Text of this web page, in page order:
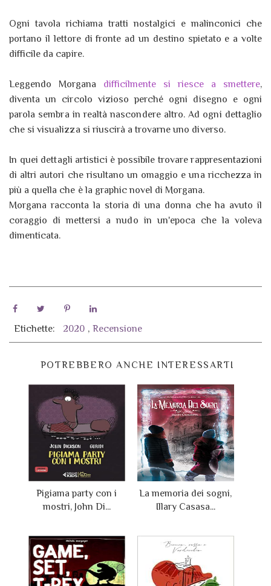
Ogni tavola richiama tratti nostalgici e malinconici che
portano il lettore di fronte ad un destino spietato e a volte
difficile da capire.
Leggendo Morgana difficilmente si riesce a smettere,
diventa un circolo vizioso perché ogni disegno e ogni
parola sembra in realtà nascondere altro. Ad ogni dettaglio
che si visualizza si riuscirà a trovarne uno diverso.
In quei dettagli artistici è possibile trovare rappresentazioni
di altri autori che risultano un omaggio e una ricchezza in
più a quella che è la graphic novel di Morgana.
Morgana racconta la storia di una donna che ha avuto il
coraggio di mettersi a nudo in un'epoca che la voleva
dimenticata.
Etichette: 2020 , Recensione
POTREBBERO ANCHE INTERESSARTI
Pigiama party con i
mostri, John Di...
La memoria dei sogni,
Illary Casasa...